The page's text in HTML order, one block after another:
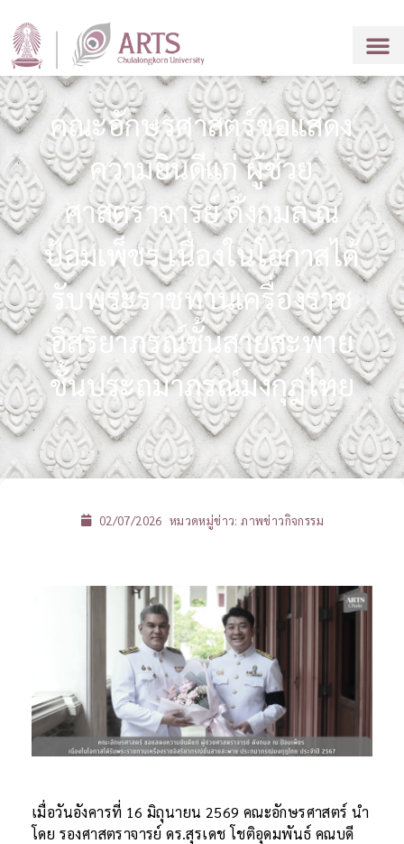
คณะอักษรศาสตร์ขอแสดง
ความยินดีแก่ ผู้ช่วย
ศาสตราจารย์ ดังกมล ณ
ป้อมเพ็ชร เนื่องในโอกาสได้
รับพระราชทานเครื่องราช
อิสริยาภรณ์ชั้นสายสะพาย
ชั้นประถมาภรณ์มงกุฎไทย
02/07/2026 หมวดหมู่ข่าว:ภาพข่าวกิจกรรม
เมื่อวันอังคารที่ 16 มิถุนายน 2569 คณะอักษรศาสตร์ นำ
โดย รองศาสตราจารย์ ดร.สุรเดช โชติอุดมพันธ์ คณบดี